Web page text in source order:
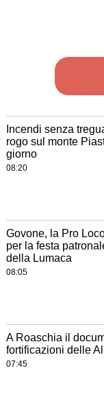
Incendi senza
rogo sul monte
giorno
08:20
Govone, la Pro
per la festa
della Lumaca
08:05
A Roaschia il
fortificazioni delle
07:45